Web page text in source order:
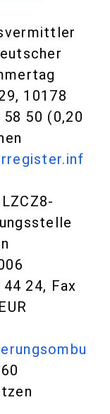
10178
50 (0,20
24, Fax